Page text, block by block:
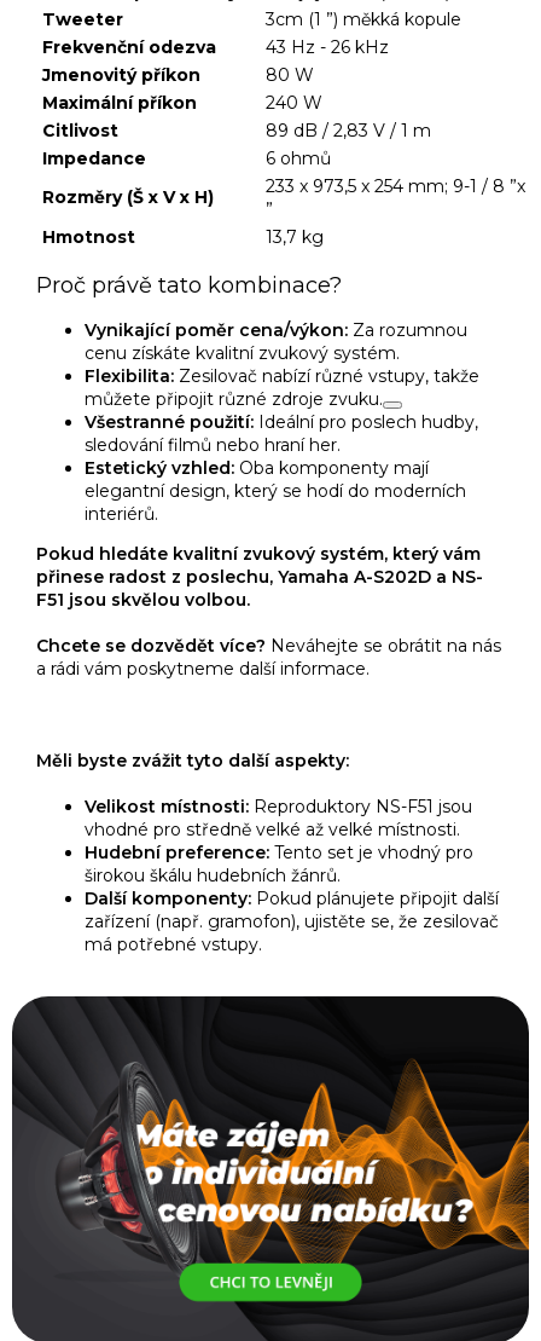
Tweeter
3cm (1 ”) měkká kopule
Frekvenční odezva
43 Hz - 26 kHz
Jmenovitý příkon
80 W
Maximální příkon
240 W
Citlivost
89 dB / 2,83 V / 1 m
Impedance
6 ohmů
Rozměry (Š x V x H)
233 x 973,5 x 254 mm; 9-1 / 8 ”x
”
Hmotnost
13,7 kg
Proč právě tato kombinace?
Vynikající poměr cena/výkon: Za rozumnou
cenu získáte kvalitní zvukový systém.
Flexibilita: Zesilovač nabízí různé vstupy, takže
můžete připojit různé zdroje zvuku.
Všestranné použití: Ideální pro poslech hudby,
sledování filmů nebo hraní her.
Estetický vzhled: Oba komponenty mají
elegantní design, který se hodí do moderních
interiérů.
Pokud hledáte kvalitní zvukový systém, který vám
přinese radost z poslechu, Yamaha A-S202D a NS-
F51 jsou skvělou volbou.
Chcete se dozvědět více? Neváhejte se obrátit na nás
a rádi vám poskytneme další informace.
Měli byste zvážit tyto další aspekty:
Velikost místnosti: Reproduktory NS-F51 jsou
vhodné pro středně velké až velké místnosti.
Hudební preference: Tento set je vhodný pro
širokou škálu hudebních žánrů.
Další komponenty: Pokud plánujete připojit další
zařízení (např. gramofon), ujistěte se, že zesilovač
má potřebné vstupy.